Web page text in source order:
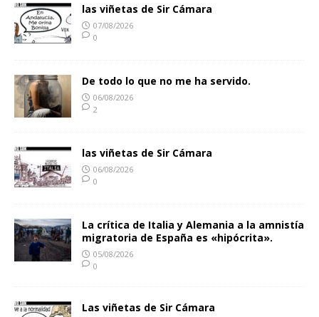
las viñetas de Sir Cámara
07/08/2026
0
De todo lo que no me ha servido.
06/08/2026
2
las viñetas de Sir Cámara
06/08/2026
0
La crítica de Italia y Alemania a la amnistía
migratoria de España es «hipócrita».
05/08/2026
0
Las viñetas de Sir Cámara